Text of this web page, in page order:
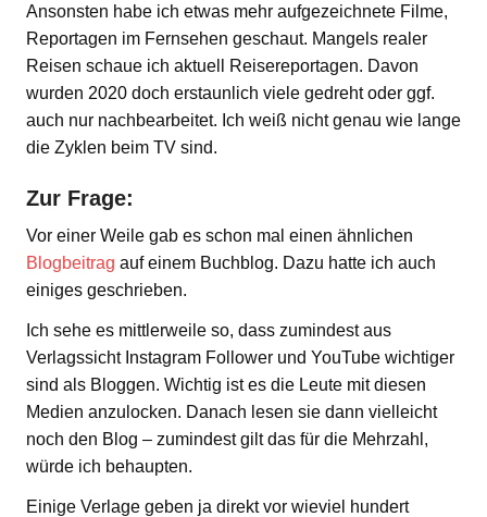
Ansonsten habe ich etwas mehr aufgezeichnete Filme,
Reportagen im Fernsehen geschaut. Mangels realer
Reisen schaue ich aktuell Reisereportagen. Davon
wurden 2020 doch erstaunlich viele gedreht oder ggf.
auch nur nachbearbeitet. Ich weiß nicht genau wie lange
die Zyklen beim TV sind.
Zur Frage:
Vor einer Weile gab es schon mal einen ähnlichen
Blogbeitrag auf einem Buchblog. Dazu hatte ich auch
einiges geschrieben.
Ich sehe es mittlerweile so, dass zumindest aus
Verlagssicht Instagram Follower und YouTube wichtiger
sind als Bloggen. Wichtig ist es die Leute mit diesen
Medien anzulocken. Danach lesen sie dann vielleicht
noch den Blog – zumindest gilt das für die Mehrzahl,
würde ich behaupten.
Einige Verlage geben ja direkt vor wieviel hundert